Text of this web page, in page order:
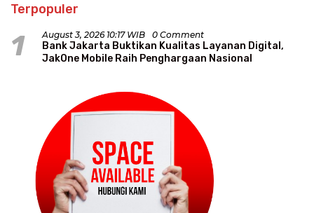
Terpopuler
1 August 3, 2026 10:17 WIB 0 Comment
Bank Jakarta Buktikan Kualitas Layanan Digital,
JakOne Mobile Raih Penghargaan Nasional